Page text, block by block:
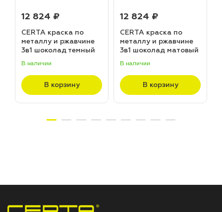
12 824 ₽
CERTA краска по
металлу и ржавчине
3в1 шоколад темный
(20,0кг)
В наличии
В корзину
12 824 ₽
CERTA краска по
металлу и ржавчине
3в1 шоколад матовый
В наличии
В корзину